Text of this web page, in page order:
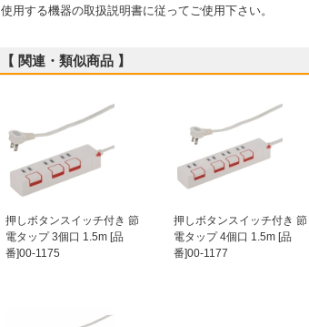
使用する機器の取扱説明書に従ってご使用下さい。
【 関連・類似商品 】
押しボタンスイッチ付き 節
電タップ 3個口 1.5m [品
番]00-1175
押しボタンスイッチ付き 節
電タップ 4個口 1.5m [品
番]00-1177